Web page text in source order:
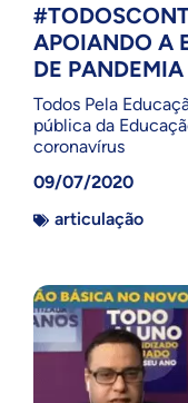
APOIANDO A
DE PANDEMIA
Todos Pela
pública da
coronavírus
09/07/2020
articulação